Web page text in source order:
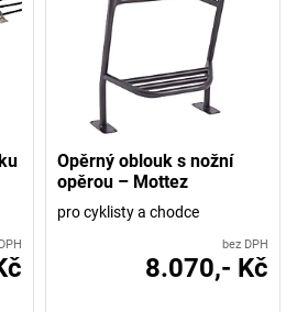
Opěrný oblouk s nožní
opěrou – Mottez
pro cyklisty a chodce
bez DPH
8.070,- Kč